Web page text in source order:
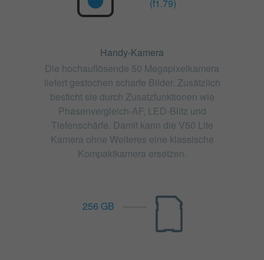
(f1.79)
Handy-Kamera
Die hochauflösende 50 Megapixelkamera
liefert gestochen scharfe Bilder. Zusätzlich
besticht sie durch Zusatzfunktionen wie
Phasenvergleich-AF, LED-Blitz und
Tiefenschärfe. Damit kann die V50 Lite
Kamera ohne Weiteres eine klassische
Kompaktkamera ersetzen.
256 GB